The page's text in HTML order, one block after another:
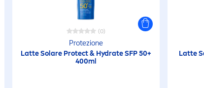
(0)
Protezione
Latte Solare Protect& Hydrate SFP 50+
400ml
Latte